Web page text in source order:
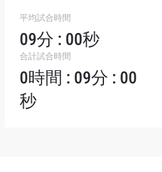
平均試合時間
09分 : 00秒
合計試合時間
0時間 : 09分 : 00
秒